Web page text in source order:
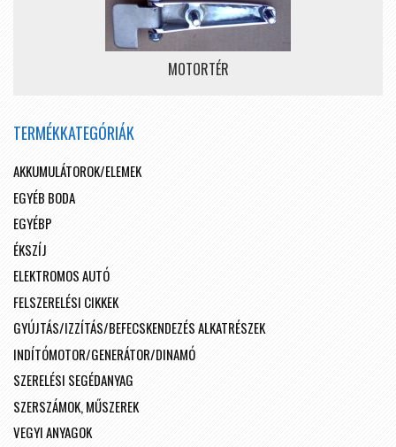
MOTORTÉR
TERMÉKKATEGÓRIÁK
AKKUMULÁTOROK/ELEMEK
EGYÉB BODA
EGYÉBP
ÉKSZÍJ
ELEKTROMOS AUTÓ
FELSZERELÉSI CIKKEK
GYÚJTÁS/IZZÍTÁS/BEFECSKENDEZÉS ALKATRÉSZEK
INDÍTÓMOTOR/GENERÁTOR/DINAMÓ
SZERELÉSI SEGÉDANYAG
SZERSZÁMOK, MŰSZEREK
VEGYI ANYAGOK